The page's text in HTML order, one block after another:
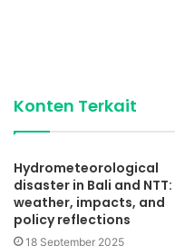
Konten Terkait
Hydrometeorological
disaster in Bali and NTT:
weather, impacts, and
policy reflections
18 September 2025